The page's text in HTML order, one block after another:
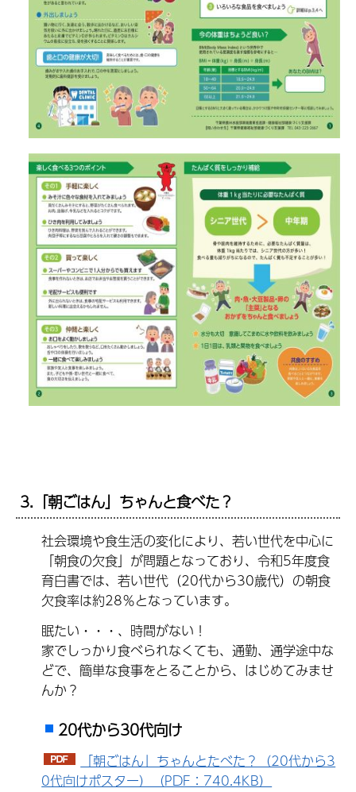
3.「朝ごはん」ちゃんと食べた？
社会環境や食生活の変化により、若い世代を中心に
「朝食の欠食」が問題となっており、令和5年度食
育白書では、若い世代（20代から30歳代）の朝食
欠食率は約28％となっています。
眠たい・・・、時間がない！
家でしっかり食べられなくても、通勤、通学途中な
どで、簡単な食事をとることから、はじめてみませ
んか？
20代から30代向け
「朝ごはん」ちゃんとたべた？（20代から3
0代向けポスター）（PDF：740.4KB）